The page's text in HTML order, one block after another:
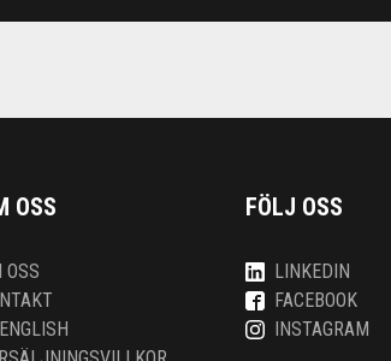
OSS
OSS
FÖLJ OSS
LINKEDIN
FACEBOOK
INSTAGRAM